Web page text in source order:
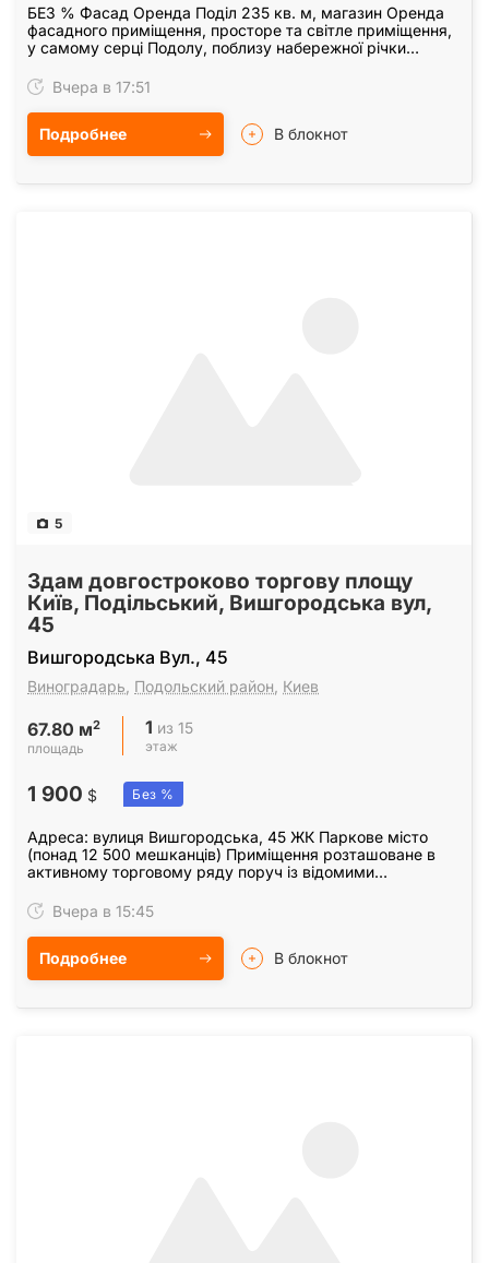
БЕЗ % Фасад Оренда Поділ 235 кв. м, магазин Оренда
фасадного приміщення, просторе та світле приміщення,
у самому серці Подолу, поблизу набережної річки
Вчера в 17:51
Подробнее В блокнот
5
Здам довгостроково торгову площу
Київ, Подільський, Вишгородська вул,
45
Вишгородська Вул., 45
Виноградарь Подольский район Киев
67.80 м2
площадь
1 из 15
этаж
1 900 $ Без %
Адреса: вулиця Вишгородська, 45 ЖК Паркове місто
(понад 12 500 мешканців) Приміщення розташоване в
активному торговому ряду поруч із відомими
круасани,…
Вчера в 15:45
Подробнее В блокнот